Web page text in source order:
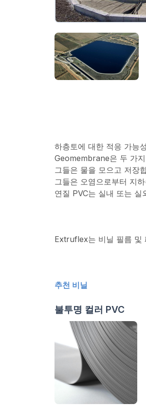
하층토에 대한 적응 가능
Geomembrane은 두 가
그들은 물을 모으고 저장
그들은 오염으로부터 지
연질 PVC는 실내 또는
Extruflex는 비닐 필름 및
추천 비닐
불투명 컬러 PVC